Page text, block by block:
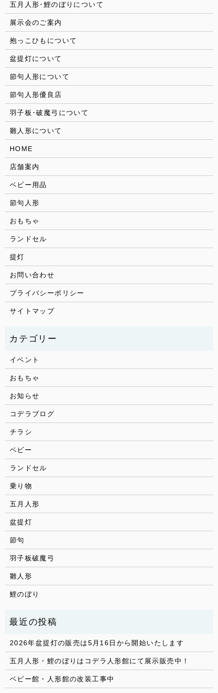
五月人形･鯉のぼりについて
展示会のご案内
抱っこひもについて
盆提灯について
節句人形について
節句人形優良店
羽子板･破魔弓について
雛人形について
HOME
店舗案内
ベビー用品
節句人形
おもちゃ
ランドセル
提灯
お問い合わせ
プライバシーポリシー
サイトマップ
イベント
おもちゃ
お知らせ
コデラブログ
チラシ
ベビー
ランドセル
乗り物
五月人形
盆提灯
節句
羽子板破魔弓
雛人形
鯉のぼり
2026年盆提灯の販売は5月16日から開始いたします
五月人形・鯉のぼりはコデラ人形館にて展示販売中！
ベビー館・人形館の改装工事中